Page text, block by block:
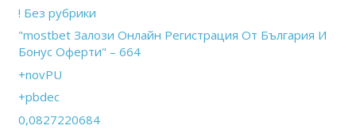
! Без рубрики
"mostbet Залози Онлайн Регистрация От България И
Бонус Оферти" – 664
+novPU
+pbdec
0,0827220684